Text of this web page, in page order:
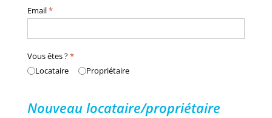
Email*
Vous êtes ?*
Locataire
Propriétaire
Nouveau locataire/propriétaire